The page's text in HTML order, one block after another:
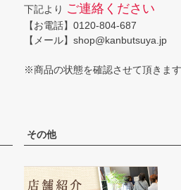
下記より ご連絡ください
【お電話】0120-804-687
【メール】shop@kanbutsuya.jp
※商品の状態を確認させて頂きます
その他